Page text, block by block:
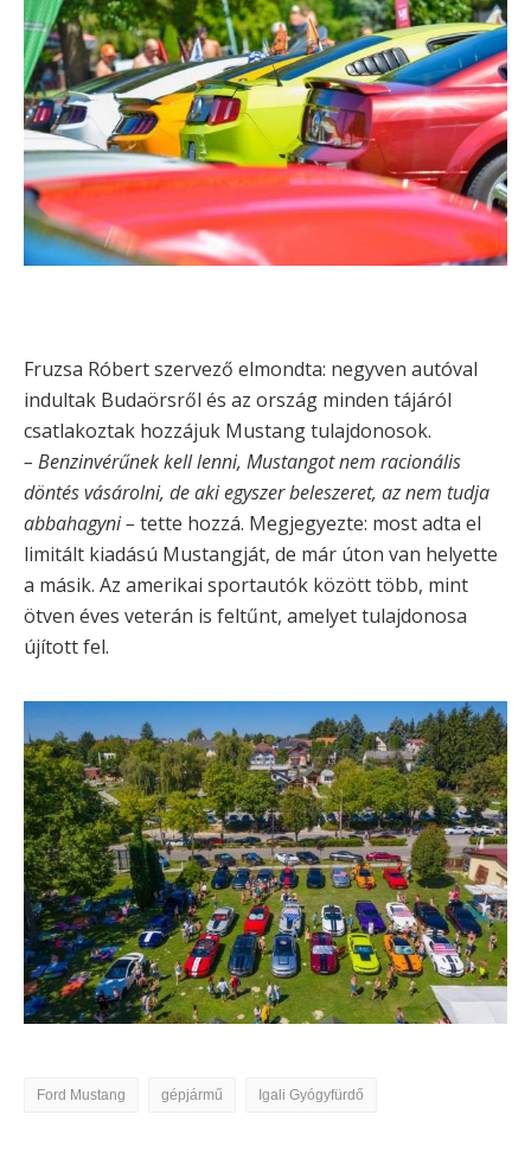
Fruzsa Róbert szervező elmondta: negyven autóval
indultak Budaörsről és az ország minden tájáról
csatlakoztak hozzájuk Mustang tulajdonosok.
– Benzinvérűnek kell lenni, Mustangot nem racionális
döntés vásárolni, de aki egyszer beleszeret, az nem tudja
abbahagyni – tette hozzá. Megjegyezte: most adta el
limitált kiadású Mustangját, de már úton van helyette
a másik. Az amerikai sportautók között több, mint
ötven éves veterán is feltűnt, amelyet tulajdonosa
újított fel.
Ford Mustang gépjármű Igali Gyógyfürdő